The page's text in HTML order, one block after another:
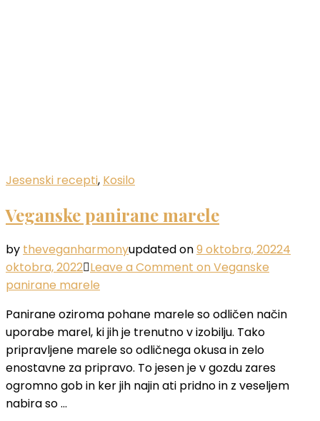
Jesenski recepti, Kosilo
Veganske panirane marele
by theveganharmonyupdated on9 oktobra, 20224
oktobra, 2022 Leave a Comment on Veganske
panirane marele
Panirane oziroma pohane marele so odličen način
uporabe marel, ki jih je trenutno v izobilju. Tako
pripravljene marele so odličnega okusa in zelo
enostavne za pripravo. To jesen je v gozdu zares
ogromno gob in ker jih najin ati pridno in z veseljem
nabira so …